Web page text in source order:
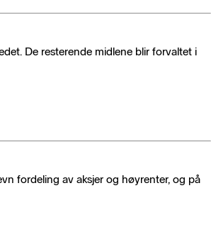
De resterende midlene blir forvaltet i
fordeling av aksjer og høyrenter, og på